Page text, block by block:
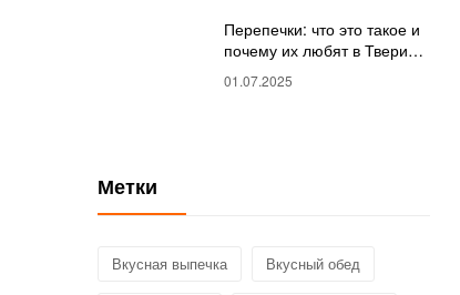
Перепечки: что это такое и
почему их любят в Твери?
Полный гид от магазина
«О!Перепечки»
01.07.2025
Метки
Вкусная выпечка Вкусный обед